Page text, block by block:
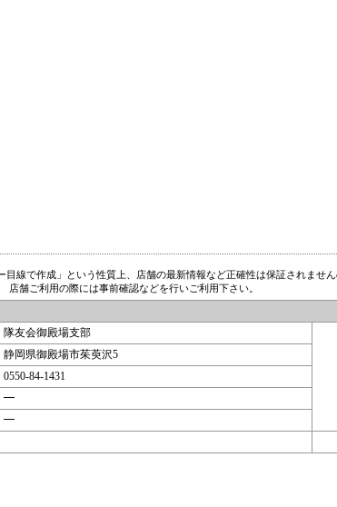
目線で作成」という性質上、店舗の最新情報など正確性は保証されませ
店舗ご利用の際には事前確認などを行いご利用下さい。
隊友会御殿場支部
静岡県御殿場市茱萸沢5
0550-84-1431
━
━